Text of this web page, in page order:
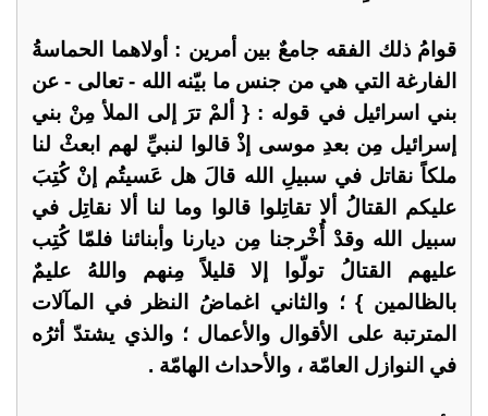
قوامُ ذلك الفقه جامعٌ بين أمرين : أولاهما الحماسةُ
الفارغة التي هي من جنس ما بيّنه الله - تعالى - عن
بني اسرائيل في قوله : { ألمْ ترَ إلى الملأ مِنْ بني
إسرائيل مِن بعدِ موسى إذْ قالوا لنبيِّ لهم ابعثْ لنا
ملكاً نقاتل في سبيلِ الله قالَ هل عَسيتُم إنْ كُتِبَ
عليكم القتالُ ألا تقاتِلوا قالوا وما لنا ألا نقاتِل في
سبيل الله وقدْ أُخْرجنا مِن ديارنا وأبنائنا فلمّا كُتِب
عليهم القتالُ تولّوا إلا قليلاً مِنهم واللهُ عليمٌ
بالظالمين } ؛ والثاني اغماضُ النظر في المآلات
المترتبة على الأقوال والأعمال ؛ والذي يشتدّ أثرُه
في النوازل العامّة ، والأحداث الهامّة .